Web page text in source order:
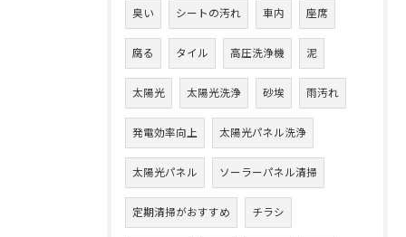
臭い シートの汚れ 車内 座席
腐る タイル 高圧洗浄機 泥
太陽光 太陽光洗浄 砂埃 雨汚れ
発電効率向上 太陽光パネル洗浄
太陽光パネル ソーラーパネル清掃
定期清掃がおすすめ チラシ